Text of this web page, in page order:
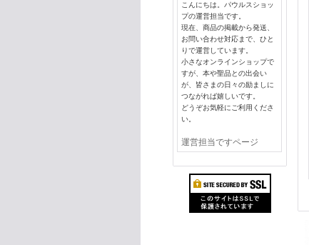
こんにちは。パウルスショッ
プの運営担当です。
現在、商品の掲載から発送、
お問い合わせ対応まで、ひと
りで運営しています。
小さなオンラインショップで
すが、本や聖品との出会い
が、皆さまの日々の励ましに
つながれば嬉しいです。
どうぞお気軽にご利用くださ
い。
運営担当ですページ